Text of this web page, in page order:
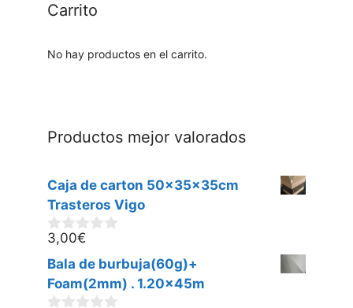
Carrito
No hay productos en el carrito.
Productos mejor valorados
Caja de carton 50x35x35cm
Trasteros Vigo
0
d
e
5
3,00€
Bala de burbuja(60g)+
Foam(2mm) . 1.20x45m